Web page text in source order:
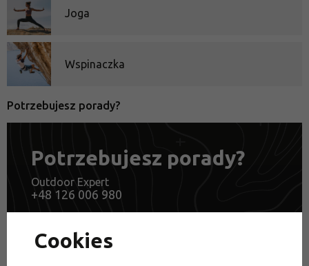
Joga
Wspinaczka
Potrzebujesz porady?
Potrzebujesz porady?
Outdoor Expert
+48 126 006 980
Cookies